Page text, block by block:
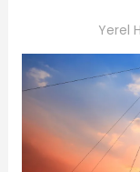
Yerel